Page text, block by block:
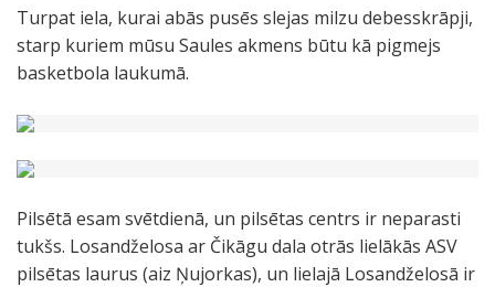
Turpat iela, kurai abās pusēs slejas milzu debesskrāpji,
starp kuriem mūsu Saules akmens būtu kā pigmejs
basketbola laukumā.
Pilsētā esam svētdienā, un pilsētas centrs ir neparasti
tukšs. Losandželosa ar Čikāgu dala otrās lielākās ASV
pilsētas laurus (aiz Ņujorkas), un lielajā Losandželosā ir